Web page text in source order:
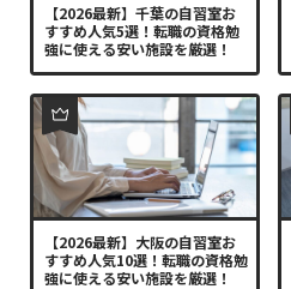
【2026最新】千葉の自習室お
すすめ人気5選！転職の資格勉
強に使える安い施設を厳選！
【2026最新】大阪の自習室お
すすめ人気10選！転職の資格勉
強に使える安い施設を厳選！